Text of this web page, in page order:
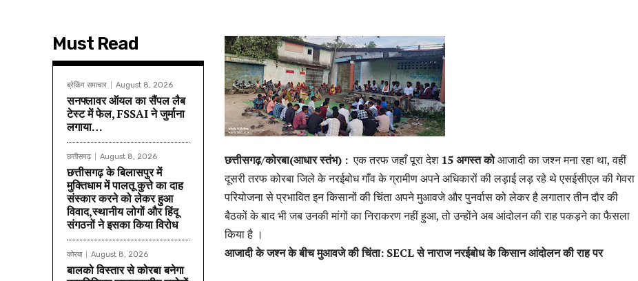
Must Read
ब्रेकिंग समाचार August 8, 2026
सनफ्लावर ऑयल का सैंपल लैब
टेस्ट में फेल, FSSAI ने जुर्माना
लगाया…
छत्तीसगढ़ August 8, 2026
छत्तीसगढ़ के बिलासपुर में
मुक्तिधाम में पालतू कुत्ते का दाह
संस्कार करने को लेकर हुआ
विवाद,स्थानीय लोगों और हिंदू
संगठनों ने इसका किया विरोध
कोरबा August 8, 2026
बालको विस्तार से कोरबा बनेगा
छत्तीसगढ़/कोरबा(आधार स्तंभ) :एक तरफ जहाँ पूरा देश 15 अगस्त कोआजादी का जश्न मना रहा था, वहीं
दूसरी तरफ कोरबा जिले के नरईबोध गाँव के ग्रामीण अपने अधिकारों की लड़ाई लड़ रहे थे एसईसीएल की गेवरा
परियोजना से प्रभावित इन किसानों की चिंता अपने मुआवजे और पुनर्वास को लेकर है लगातार तीन दौर की
बैठकों के बाद भी जब उनकी मांगों का निराकरण नहीं हुआ, तो उन्होंने अब आंदोलन की राह पकड़ने का फैसला
किया है ।
आजादी के जश्न के बीच मुआवजे की चिंता: SECL से नाराज नरईबोध के किसान आंदोलन की राह पर